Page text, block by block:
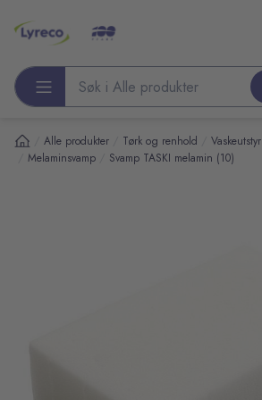
Søk etter produkter
Alle produkter Tørk og renhold Vaskeutstyr
Melaminsvamp Svamp TASKI melamin (10)